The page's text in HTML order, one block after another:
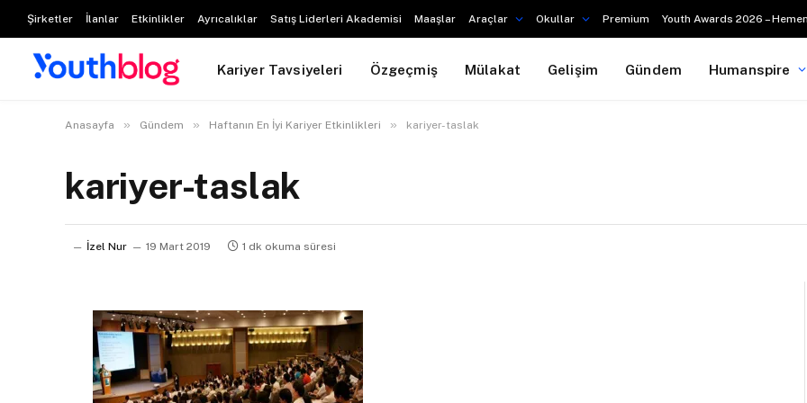
Şirketler İlanlar Etkinlikler Ayrıcalıklar Satış Liderleri Akademisi Maaşlar Araçlar Okullar Premium Youth Awards 2026 –
Kariyer Tavsiyeleri Özgeçmiş Mülakat Gelişim Gündem Humanspire
Anasayfa » Gündem » Haftanın En İyi Kariyer Etkinlikleri » kariyer-taslak
kariyer-taslak
İzel Nur 19 Mart 2019 1 dk okuma süresi